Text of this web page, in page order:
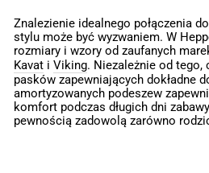
Znalezienie idealnego połączenia
stylu może być wyzwaniem. W
rozmiary i wzory od zaufanych
Kavat i Viking. Niezależnie od tego,
pasków zapewniających dokładne
amortyzowanych podeszew
komfort podczas długich dni
pewnością zadowolą zarówno